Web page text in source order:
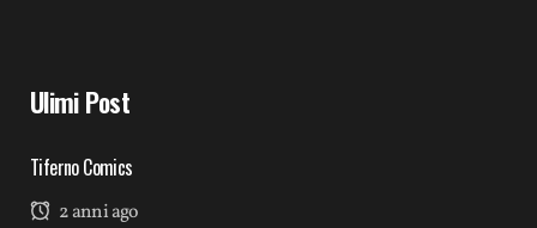
Ulimi Post
Tiferno Comics
2 anni ago